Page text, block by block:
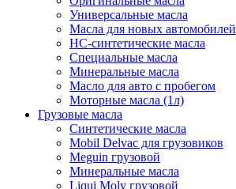
Универсальные масла
Масла для новых автомобилей
HC-синтетические масла
Специальные масла
Минеральные масла
Масло для авто с пробегом
Моторные масла (1л)
Грузовые масла
Синтетические масла
Mobil Delvac для грузовиков
Meguin грузовой
Минеральные масла
Liqui Moly грузовой